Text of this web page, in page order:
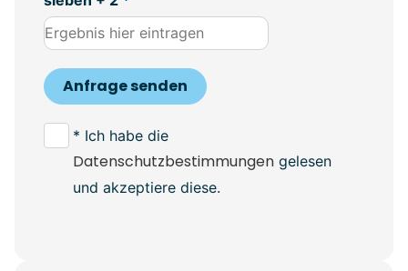
Anfrage senden
* Ich habe die
Datenschutzbestimmungen gelesen
und akzeptiere diese.